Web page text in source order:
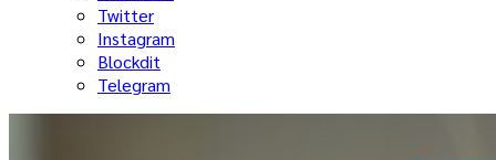
Twitter
Instagram
Blockdit
Telegram